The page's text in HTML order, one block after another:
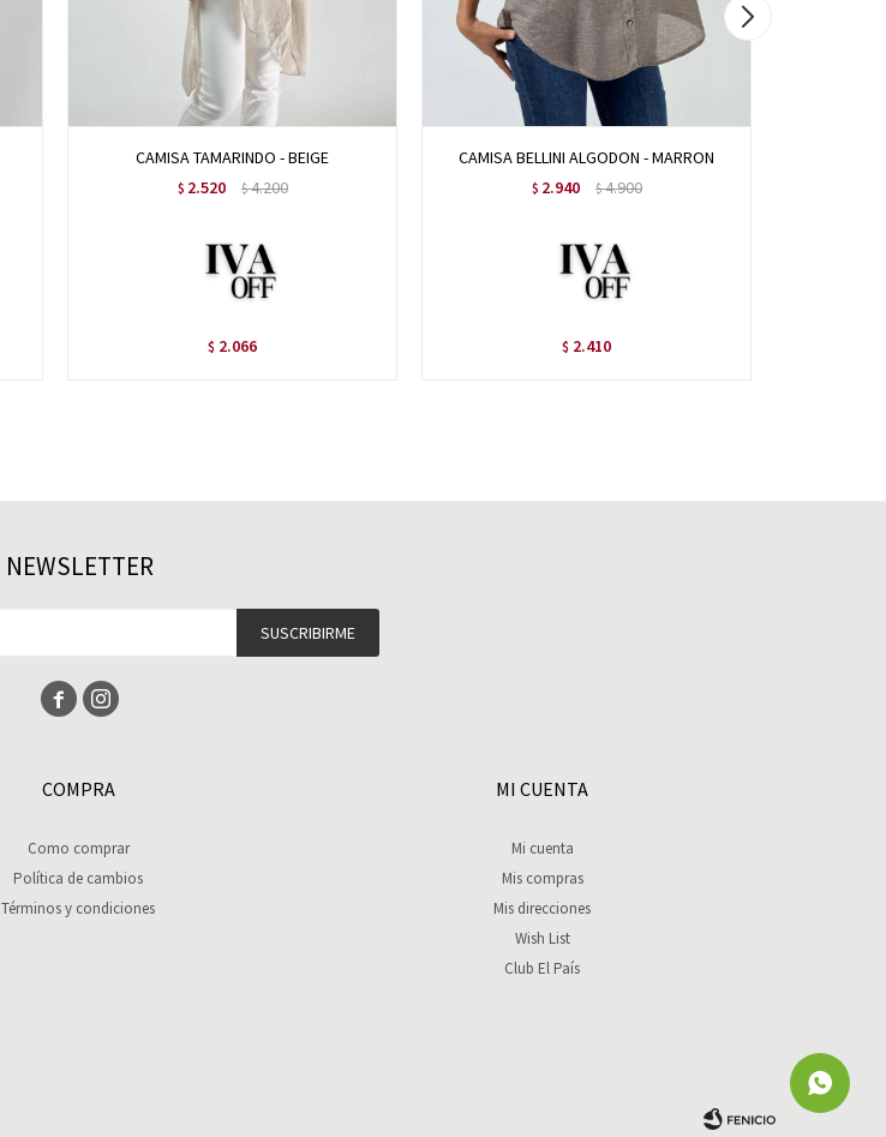
CAMISA TAMARINDO - BEIGE
$ 2.520 $4.200
$ 2.066
CAMISA BELLINI ALGODON - MARRON
$ 2.940 $4.900
$ 2.410
COMPRA
Como comprar
Política de cambios
Términos y condiciones
MI CUENTA
Mi cuenta
Mis compras
Mis direcciones
Wish List
Club El País
NEWSLETTER
SUSCRIBIRME
 